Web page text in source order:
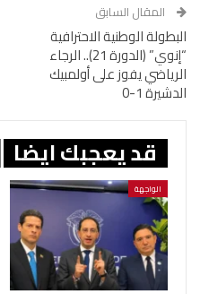
المقال السابق
البطولة الوطنية الاحترافية
“إنوي” (الدورة 21).. الرجاء
الرياضي يفوز على أولمبيك
الدشيرة 1-0
قد يعجبك ايضا
الواجهة